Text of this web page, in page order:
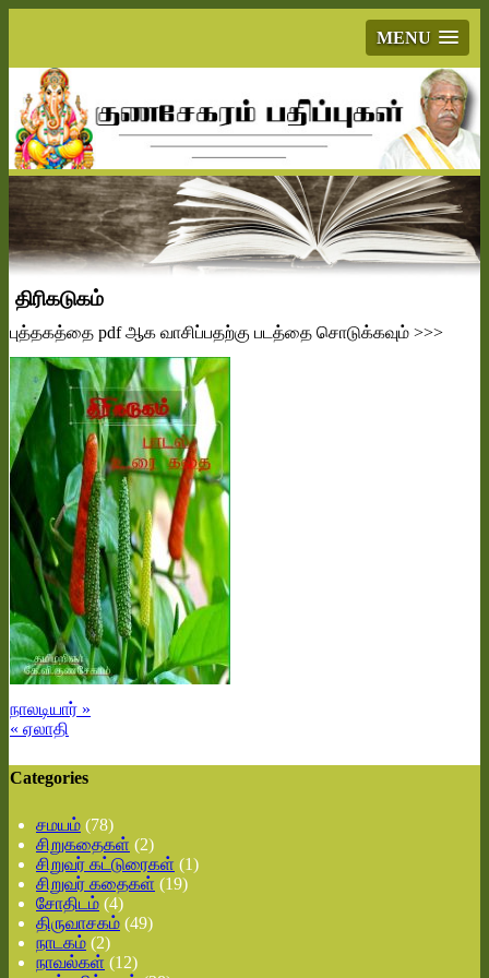
MENU
திரிகடுகம்
புத்தகத்தை pdfஆக வாசிப்பதற்கு படத்தை சொடுக்கவும் >>>
நாலடியார் »
« ஏலாதி
Categories
சமயம் (78)
சிறுகதைகள் (2)
சிறுவர் கட்டுரைகள் (1)
சிறுவர் கதைகள் (19)
சோதிடம் (4)
திருவாசகம் (49)
நாடகம் (2)
நாவல்கள் (12)